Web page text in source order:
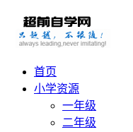
首页
小学资源
一年级
二年级